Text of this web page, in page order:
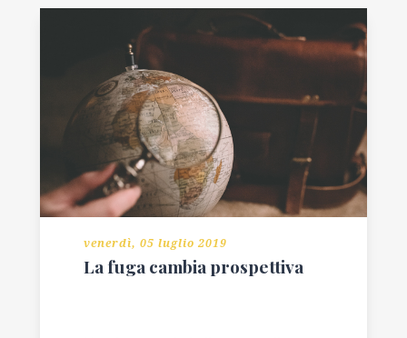
venerdì, 05 luglio 2019
La fuga cambia prospettiva